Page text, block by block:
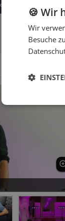
🍪 Wir
Wir
Besuche